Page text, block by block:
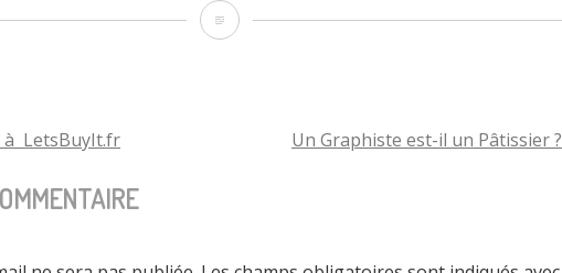
Refonte
d’Amélie
LetsBuyIt.fr Un Graphiste est-il un Pâtissier ?